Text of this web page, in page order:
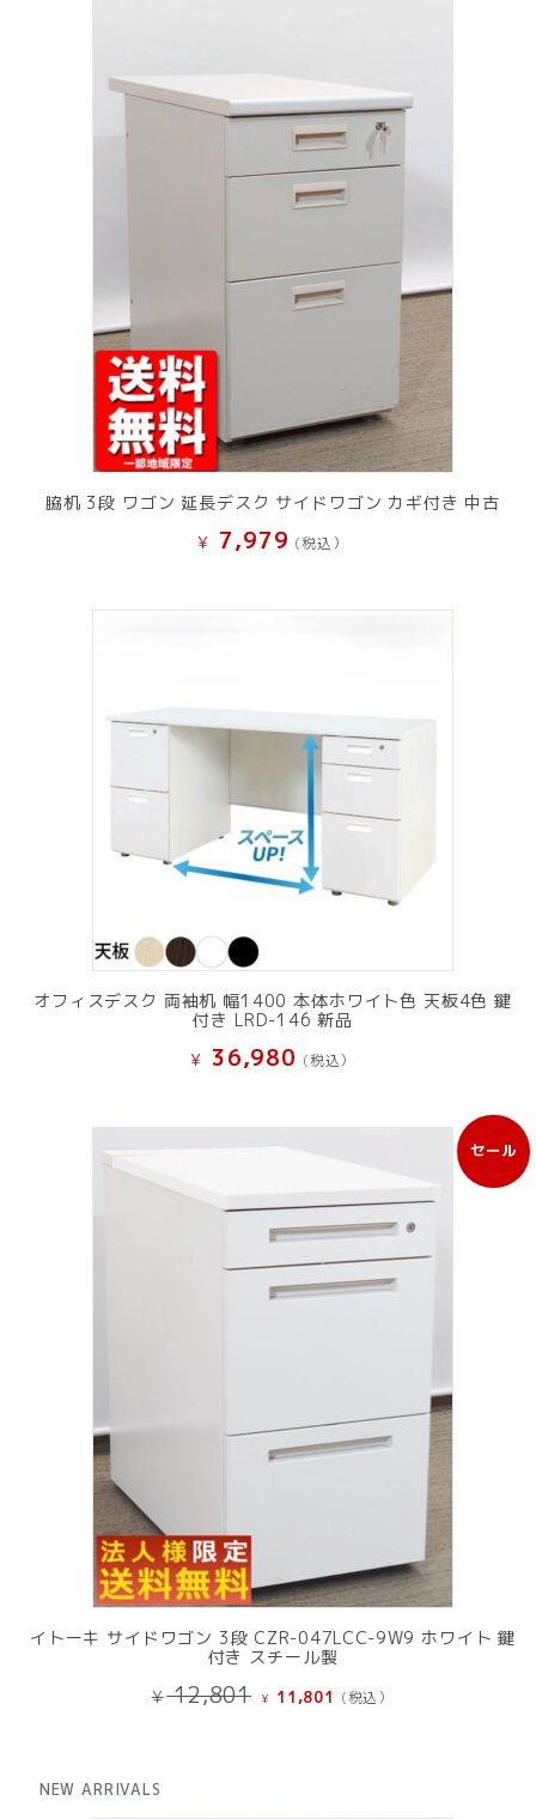
脇机 3段 ワゴン 延長デスク サイドワゴン カギ付き 中古
¥ 7,979 (税込）
オフィスデスク 両袖机 幅1400 本体ホワイト色 天板4色 鍵
付き LRD-146 新品
¥ 36,980 (税込）
セール
販
売
イトーキ サイドワゴン 3段 CZR-047LCC-9W9 ホワイト 鍵
付き スチール製
¥12,801
元
¥ 11,801 現
(税込）
NEW ARRIVALS